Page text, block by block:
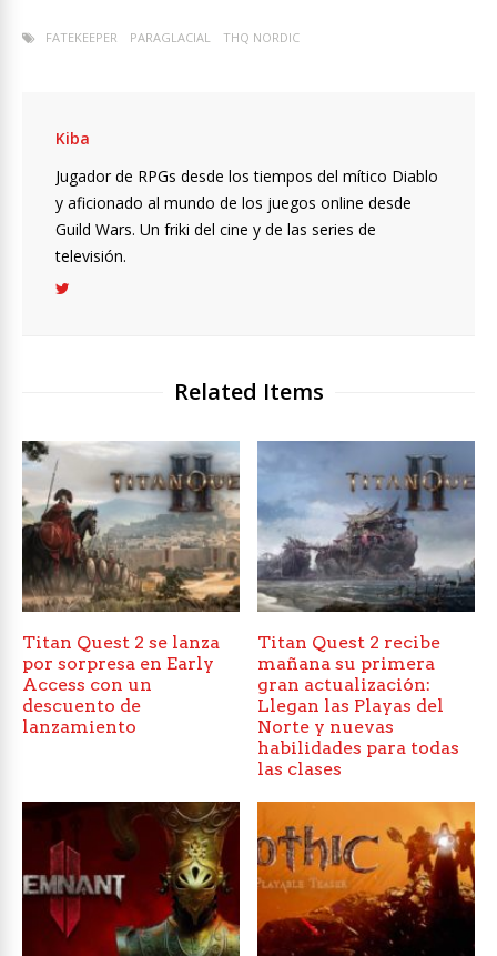
FATEKEEPER PARAGLACIAL THQ NORDIC
Kiba
Jugador de RPGs desde los tiempos del mítico Diablo
y aficionado al mundo de los juegos online desde
Guild Wars. Un friki del cine y de las series de
televisión.
Related Items
Titan Quest 2 se lanza
por sorpresa en Early
Access con un
descuento de
lanzamiento
Titan Quest 2 recibe
mañana su primera
gran actualización:
Llegan las Playas del
Norte y nuevas
habilidades para todas
las clases